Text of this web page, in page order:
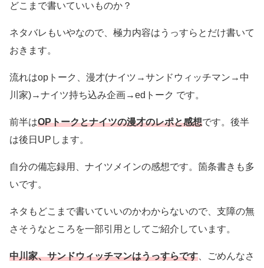
どこまで書いていいものか？
ネタバレもいやなので、極力内容はうっすらとだけ書いて
おきます。
流れはopトーク、漫才(ナイツ→サンドウィッチマン→中
川家)→ナイツ持ち込み企画→edトーク です。
前半はOPトークとナイツの漫才のレポと感想です。後半
は後日UPします。
自分の備忘録用、ナイツメインの感想です。箇条書きも多
いです。
ネタもどこまで書いていいのかわからないので、支障の無
さそうなところを一部引用としてご紹介しています。
中川家、サンドウィッチマンはうっすらです 、ごめんなさ